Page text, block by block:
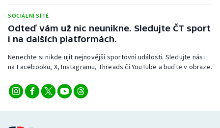
SOCIÁLNÍ SÍTĚ
Odteď vám už nic neunikne. Sledujte ČT sport
i na dalších platformách.
Nenechte si nikde ujít nejnovější sportovní události. Sledujte nás i
na Facebooku, X, Instagramu, Threads či YouTube a buďte v obraze.